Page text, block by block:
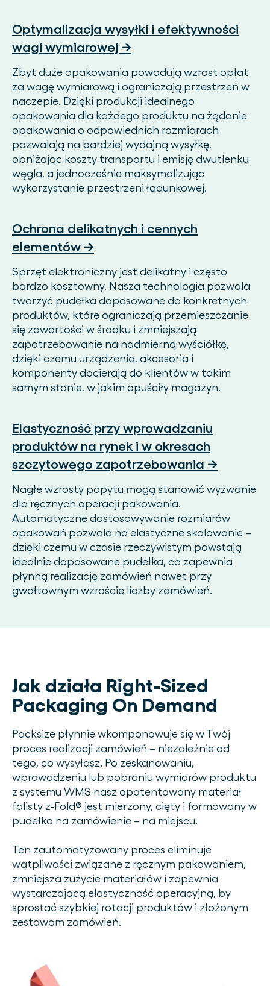
Optymalizacja wysyłki i efektywności
wagi wymiarowej →
Zbyt duże opakowania powodują wzrost opłat
za wagę wymiarową i ograniczają przestrzeń w
naczepie. Dzięki produkcji idealnego
opakowania dla każdego produktu na żądanie
opakowania o odpowiednich rozmiarach
pozwalają na bardziej wydajną wysyłkę,
obniżając koszty transportu i emisję dwutlenku
węgla, a jednocześnie maksymalizując
wykorzystanie przestrzeni ładunkowej.
Ochrona delikatnych i cennych
elementów →
Sprzęt elektroniczny jest delikatny i często
bardzo kosztowny. Nasza technologia pozwala
tworzyć pudełka dopasowane do konkretnych
produktów, które ograniczają przemieszczanie
się zawartości w środku i zmniejszają
zapotrzebowanie na nadmierną wyściółkę,
dzięki czemu urządzenia, akcesoria i
komponenty docierają do klientów w takim
samym stanie, w jakim opuściły magazyn.
Elastyczność przy wprowadzaniu
produktów na rynek i w okresach
szczytowego zapotrzebowania →
Nagłe wzrosty popytu mogą stanowić wyzwanie
dla ręcznych operacji pakowania.
Automatyczne dostosowywanie rozmiarów
opakowań pozwala na elastyczne skalowanie –
dzięki czemu w czasie rzeczywistym powstają
idealnie dopasowane pudełka, co zapewnia
płynną realizację zamówień nawet przy
gwałtownym wzroście liczby zamówień.
Jak działa Right-Sized
Packaging On Demand
Packsize płynnie wkomponowuje się w Twój
proces realizacji zamówień – niezależnie od
tego, co wysyłasz. Po zeskanowaniu,
wprowadzeniu lub pobraniu wymiarów produktu
z systemu WMS nasz opatentowany materiał
falisty z‑Fold® jest mierzony, cięty i formowany w
pudełko na zamówienie – na miejscu.
Ten zautomatyzowany proces eliminuje
wątpliwości związane z ręcznym pakowaniem,
zmniejsza zużycie materiałów i zapewnia
wystarczającą elastyczność operacyjną, by
sprostać szybkiej rotacji produktów i złożonym
zestawom zamówień.